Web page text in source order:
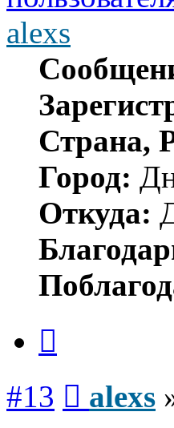
alexs
Страна,
Город:
Откуда:
#13 alexs